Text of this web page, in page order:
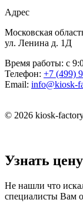
Адрес
Московская
ул. Ленина д. 1Д
Время работы: с
Телефон: +7 (499)
Email: info@kiosk-
© 2026 kiosk-
Узнать цену
Не нашли что
специалисты Вам